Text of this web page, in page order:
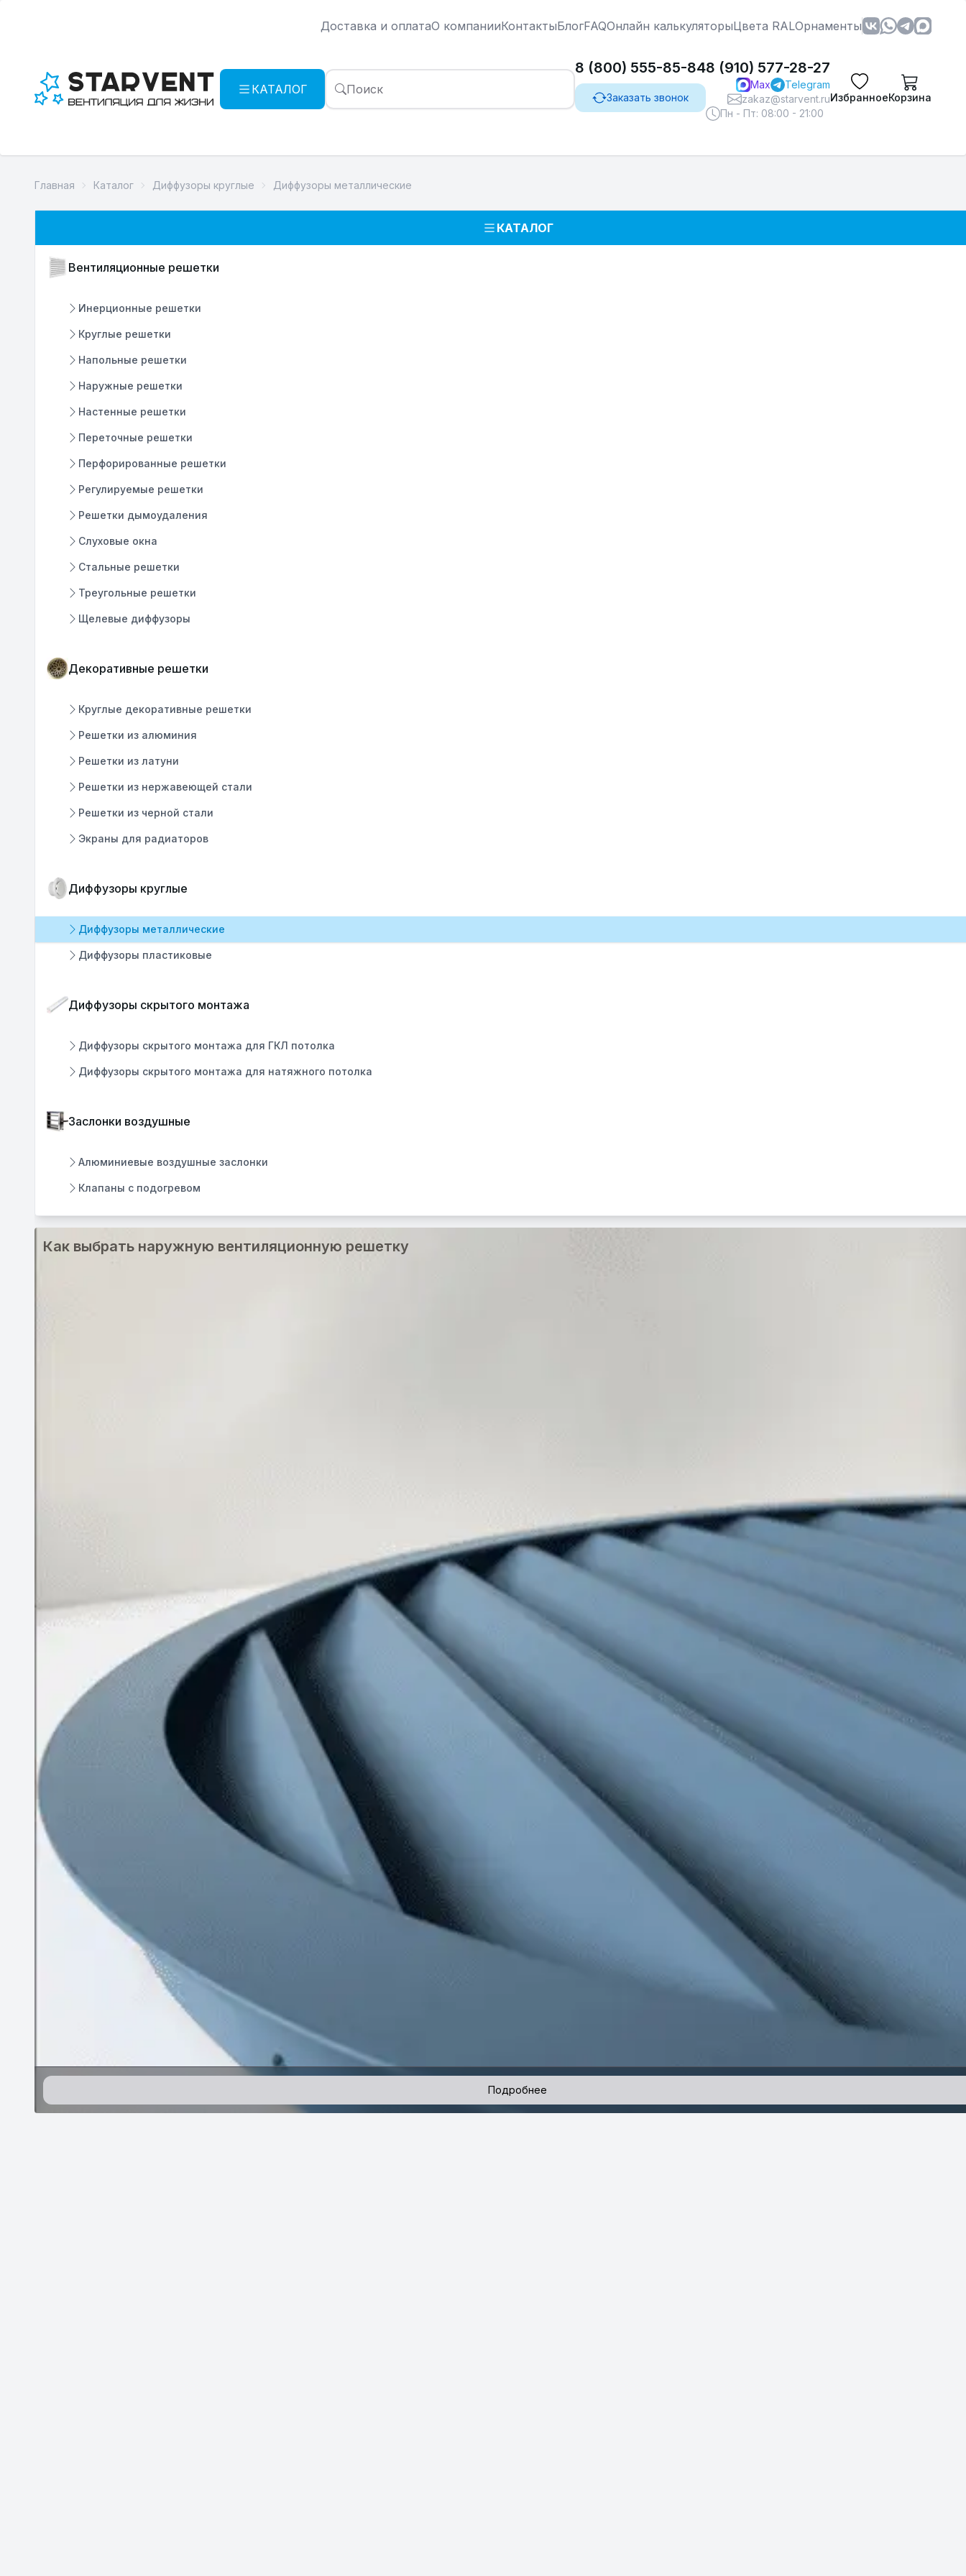
Доставка и оплатаО компанииКонтактыБлогFAQОнлайн калькуляторыЦвета RALОрнаменты
КАТАЛОГ Поиск
8 (800) 555-85-84
Заказать звонок
8 (910) 577-28-27
Max
Telegram
zakaz@starvent.ru
Пн - Пт: 08:00 - 21:00
ИзбранноеКорзина
Главная Каталог Диффузоры круглые Диффузоры металлические
КАТАЛОГ
Вентиляционные решетки
Инерционные решетки
Круглые решетки
Напольные решетки
Наружные решетки
Настенные решетки
Переточные решетки
Перфорированные решетки
Регулируемые решетки
Решетки дымоудаления
Слуховые окна
Стальные решетки
Треугольные решетки
Щелевые диффузоры
Декоративные решетки
Круглые декоративные решетки
Решетки из алюминия
Решетки из латуни
Решетки из нержавеющей стали
Решетки из черной стали
Экраны для радиаторов
Диффузоры круглые
Диффузоры металлические
Диффузоры пластиковые
Диффузоры скрытого монтажа
Диффузоры скрытого монтажа для ГКЛ потолка
Диффузоры скрытого монтажа для натяжного потолка
Заслонки воздушные
Алюминиевые воздушные заслонки
Клапаны с подогревом
Как выбрать наружную вентиляционную решетку
Подробнее